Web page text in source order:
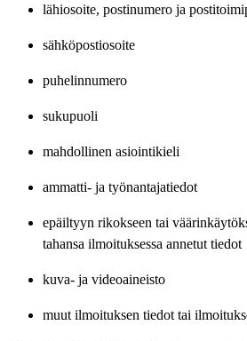
lähiosoite, postinumero ja
sähköpostiosoite
puhelinnumero
sukupuoli
mahdollinen asiointikieli
ammatti- ja työnantajatiedot
epäiltyyn rikokseen tai
tahansa ilmoituksessa annetut tiedot
kuva- ja videoaineisto
muut ilmoituksen tiedot tai